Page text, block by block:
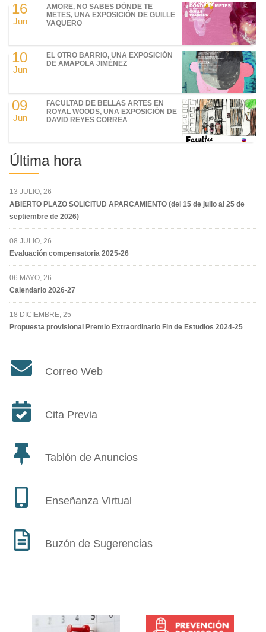
16
Jun
AMORE, NO SABES DÓNDE TE
METES, UNA EXPOSICIÓN DE GUILLE
VAQUERO
10
Jun
EL OTRO BARRIO, UNA EXPOSICIÓN
DE AMAPOLA JIMÉNEZ
09
Jun
FACULTAD DE BELLAS ARTES EN
ROYAL WOODS, UNA EXPOSICIÓN DE
DAVID REYES CORREA
Última hora
13 JULIO, 26
ABIERTO PLAZO SOLICITUD APARCAMIENTO (del 15 de julio al 25 de
septiembre de 2026)
08 JULIO, 26
Evaluación compensatoria 2025-26
06 MAYO, 26
Calendario 2026-27
18 DICIEMBRE, 25
Propuesta provisional Premio Extraordinario Fin de Estudios 2024-25
Correo Web
Cita Previa
Tablón de Anuncios
Enseñanza Virtual
Buzón de Sugerencias